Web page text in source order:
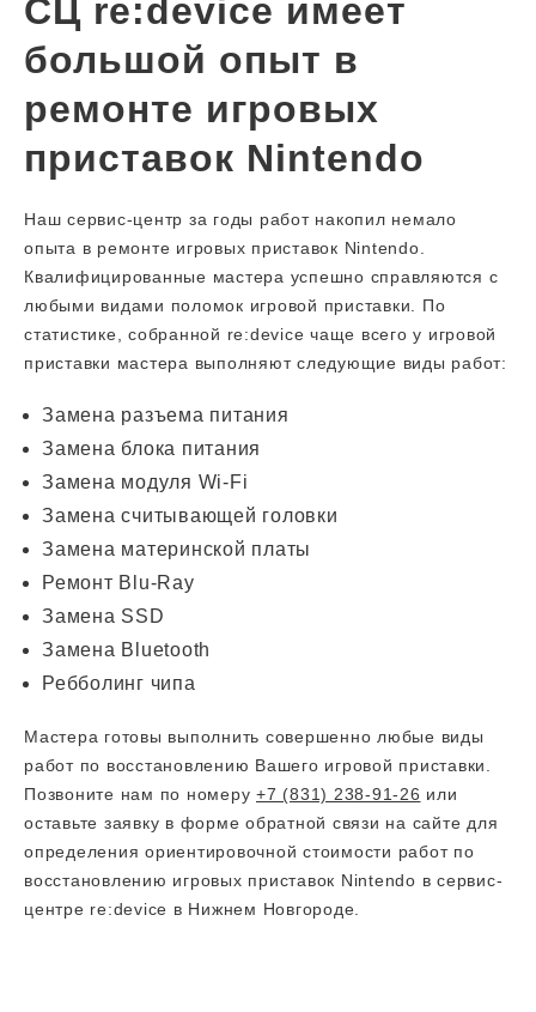
СЦ re:device имеет
большой опыт в
ремонте игровых
приставок Nintendo
Наш сервис-центр за годы работ накопил немало
опыта в ремонте игровых приставок Nintendo.
Квалифицированные мастера успешно справляются с
любыми видами поломок игровой приставки. По
статистике, собранной re:device чаще всего у игровой
приставки мастера выполняют следующие виды работ:
Замена разъема питания
Замена блока питания
Замена модуля Wi-Fi
Замена считывающей головки
Замена материнской платы
Ремонт Blu-Ray
Замена SSD
Замена Bluetooth
Ребболинг чипа
Мастера готовы выполнить совершенно любые виды
работ по восстановлению Вашего игровой приставки.
Позвоните нам по номеру +7 (831) 238-91-26 или
оставьте заявку в форме обратной связи на сайте для
определения ориентировочной стоимости работ по
восстановлению игровых приставок Nintendo в сервис-
центре re:device в Нижнем Новгороде.